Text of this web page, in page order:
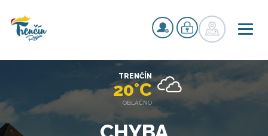
TRENČÍN
20°C
OBLAČNO